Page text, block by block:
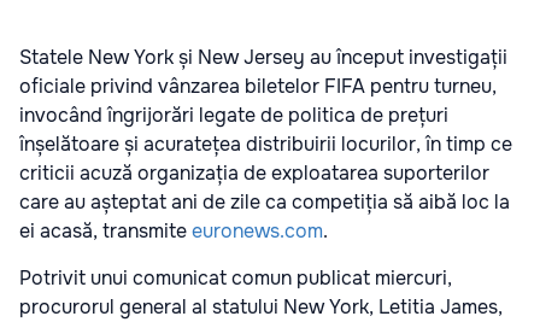
Statele New York și New Jersey au început investigații
oficiale privind vânzarea biletelor FIFA pentru turneu,
invocând îngrijorări legate de politica de prețuri
înșelătoare și acuratețea distribuirii locurilor, în timp ce
criticii acuză organizația de exploatarea suporterilor
care au așteptat ani de zile ca competiția să aibă loc la
ei acasă, transmiteeuronews.com.
Potrivit unui comunicat comun publicat miercuri,
procurorul general al statului New York, Letitia James,